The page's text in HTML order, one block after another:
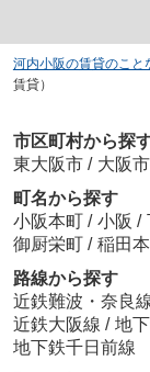
河内小阪の賃貸のこと
賃貸）
市区町村から探
東大阪市 / 大阪
町名から探す
小阪本町 / 小阪 /
御厨栄町 / 稲田
路線から探す
近鉄難波・奈良
近鉄大阪線 / 地
地下鉄千日前線